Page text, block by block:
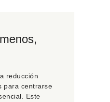
reducción
para centrarse
Este